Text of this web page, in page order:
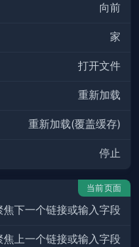
向前
家
打开文件
重新加载
重新加载(覆盖缓存)
停止
当前页面
焦下一个链接或输入字段
焦上一个链接或输入字段